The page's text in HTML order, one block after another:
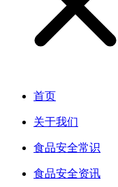
首页
关于我们
食品安全常识
食品安全资讯